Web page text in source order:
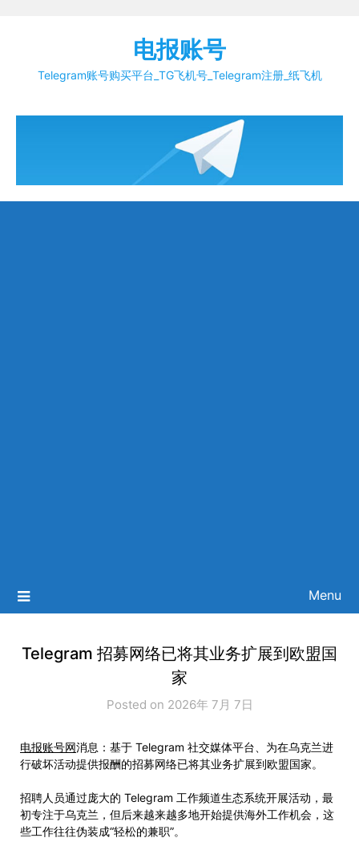
电报账号
Telegram账号购买平台_TG飞机号_Telegram注册_纸飞机
Menu
Telegram 招募网络已将其业务扩展到欧盟国
家
Posted on 2026年 7月 7日
电报账号网消息：基于 Telegram 社交媒体平台、为在乌克兰进
行破坏活动提供报酬的招募网络已将其业务扩展到欧盟国家。
招聘人员通过庞大的 Telegram 工作频道生态系统开展活动，最
初专注于乌克兰，但后来越来越多地开始提供海外工作机会，这
些工作往往伪装成“轻松的兼职”。